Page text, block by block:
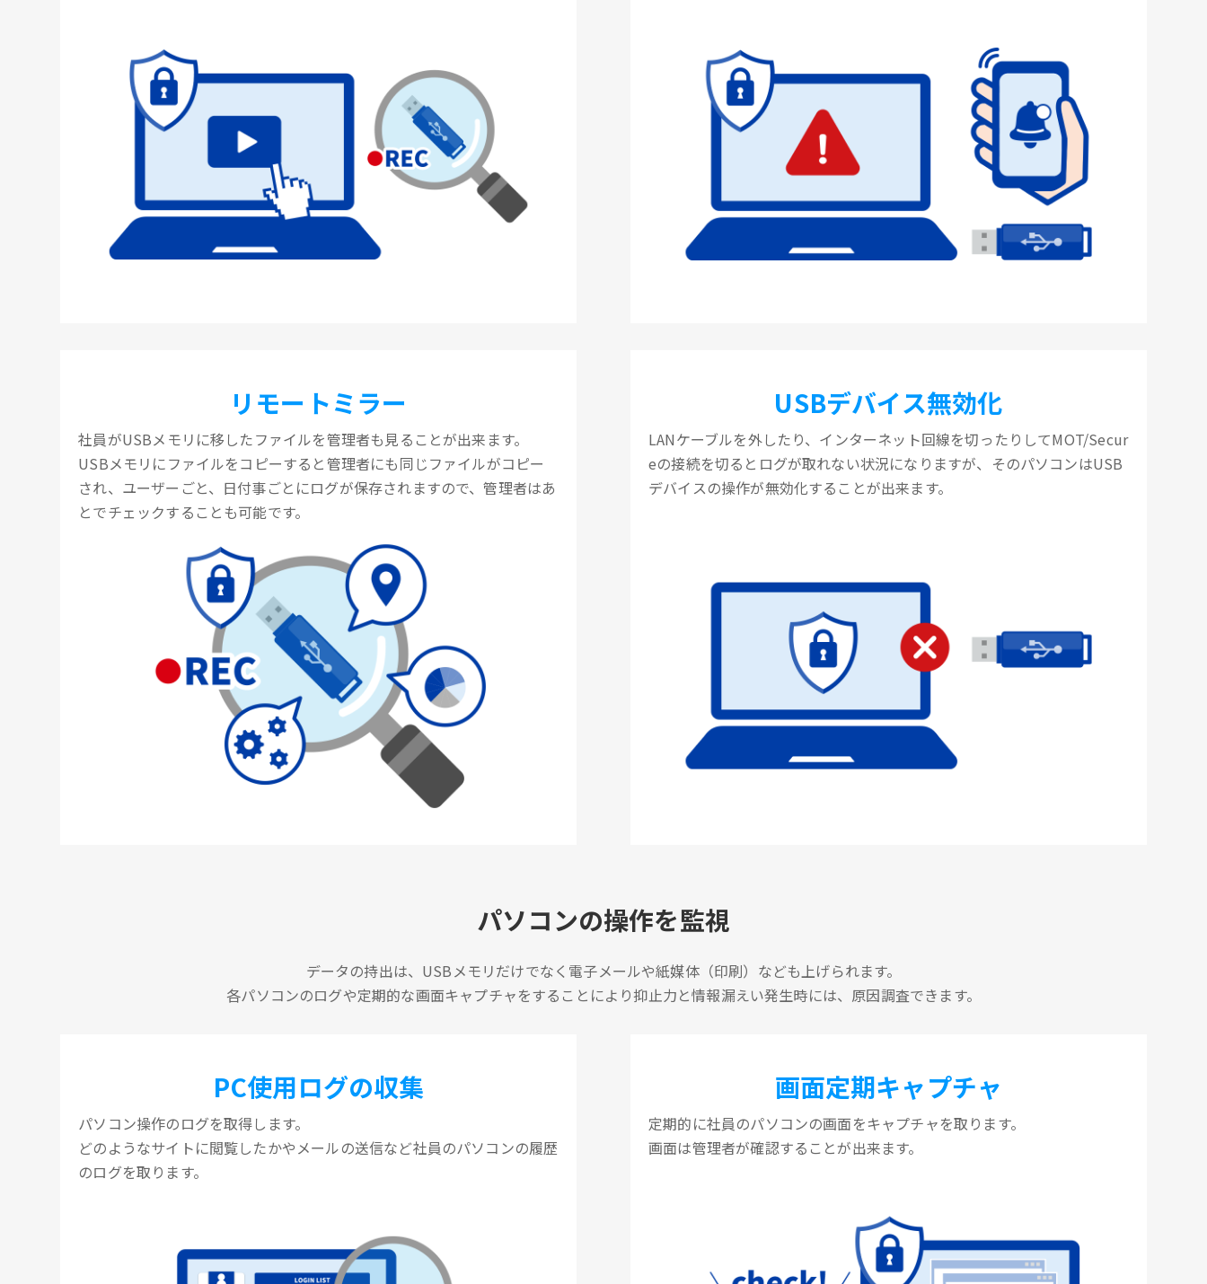
リモートミラー
社員がUSBメモリに移したファイルを管理者も見ることが出来ます。
USBメモリにファイルをコピーすると管理者にも同じファイルがコピー
され、ユーザーごと、日付事ごとにログが保存されますので、管理者はあ
とでチェックすることも可能です。
USBデバイス無効化
LANケーブルを外したり、インターネット回線を切ったりしてMOT/Secur
eの接続を切るとログが取れない状況になりますが、そのパソコンはUSB
デバイスの操作が無効化することが出来ます。
パソコンの操作を監視
データの持出は、USBメモリだけでなく電子メールや紙媒体（印刷）なども上げられます。
各パソコンのログや定期的な画面キャプチャをすることにより抑止力と情報漏えい発生時には、原因調査できます。
PC使用ログの収集
パソコン操作のログを取得します。
どのようなサイトに閲覧したかやメールの送信など社員のパソコンの履歴
のログを取ります。
画面定期キャプチャ
定期的に社員のパソコンの画面をキャプチャを取ります。
画面は管理者が確認することが出来ます。